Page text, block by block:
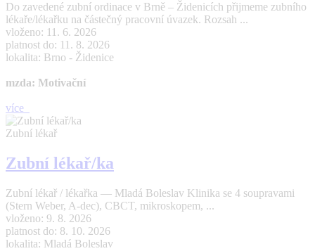
Do zavedené zubní ordinace v Brně – Židenicích přijmeme zubního
lékaře/lékařku na částečný pracovní úvazek. Rozsah ...
vloženo: 11. 6. 2026
platnost do: 11. 8. 2026
lokalita: Brno - Židenice
mzda: Motivační
více
Zubní lékař
Zubní lékař/ka
Zubní lékař / lékařka — Mladá Boleslav Klinika se 4 soupravami
(Stern Weber, A-dec), CBCT, mikroskopem, ...
vloženo: 9. 8. 2026
platnost do: 8. 10. 2026
lokalita: Mladá Boleslav